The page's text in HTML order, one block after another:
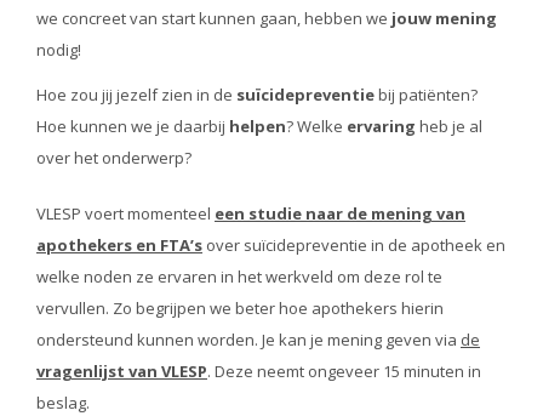
we concreet van start kunnen gaan, hebben we jouw mening
nodig!
Hoe zou jij jezelf zien in de suïcidepreventiebij patiënten?
Hoe kunnen we je daarbij helpen? Welke ervaring heb je al
over het onderwerp?
VLESP voert momenteel een studie naar de mening van
apothekers en FTA’s over suïcidepreventie in de apotheek en
welke noden ze ervaren in het werkveld om deze rol te
vervullen. Zo begrijpen we beter hoe apothekers hierin
ondersteund kunnen worden. Je kan je mening geven via de
vragenlijst van VLESP. Deze neemt ongeveer 15 minuten in
beslag.